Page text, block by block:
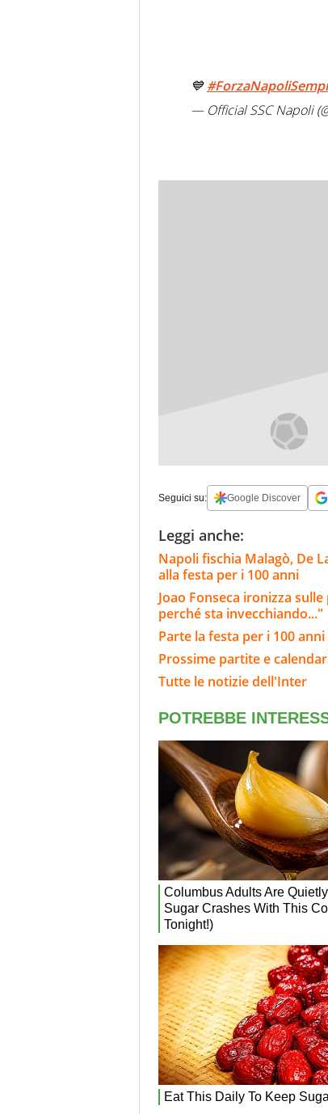
💙
— Official SSC Napoli
Seguici su: Google Discover
Leggi anche:
Napoli fischia Malagò, De
alla festa per i 100 anni
Joao Fonseca ironizza
perché sta invecchiando..."
Parte la festa per i 100
Prossime partite e
Tutte le notizie dell'Inter